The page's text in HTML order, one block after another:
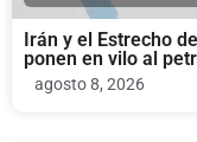
Irán y el Estrecho
ponen en vilo al
agosto 8, 2026